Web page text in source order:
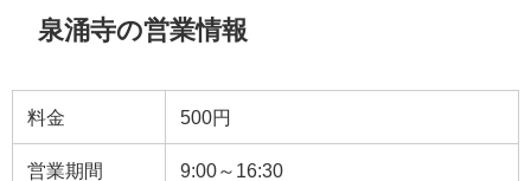
泉涌寺の営業情報
料金 500円
営業期間 9:00～16:30